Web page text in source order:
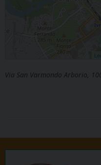
Via San Varmondo Arborio,